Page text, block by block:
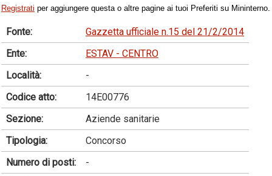
Registrati per aggiungere questa o altre pagine ai tuoi Preferiti su Mininterno.
Fonte:
Gazzetta ufficiale n.15 del 21/2/2014
Ente:
ESTAV - CENTRO
Località:
-
Codice atto:
14E00776
Sezione:
Aziende sanitarie
Tipologia:
Concorso
Numero di posti:
-